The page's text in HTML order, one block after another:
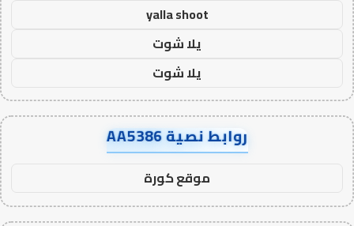
yalla shoot
يلا شوت
يلا شوت
روابط نصية AA5386
موقع كورة